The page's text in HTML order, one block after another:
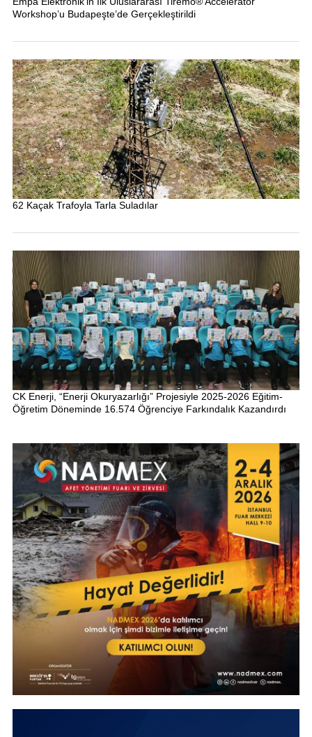
Workshop’u Budapeşte’de Gerçekleştirildi
62 Kaçak Trafoyla Tarla Suladılar
CK Enerji, “Enerji Okuryazarlığı” Projesiyle 2025-2026 Eğitim-
Öğretim Döneminde 16.574 Öğrenciye Farkındalık Kazandırdı